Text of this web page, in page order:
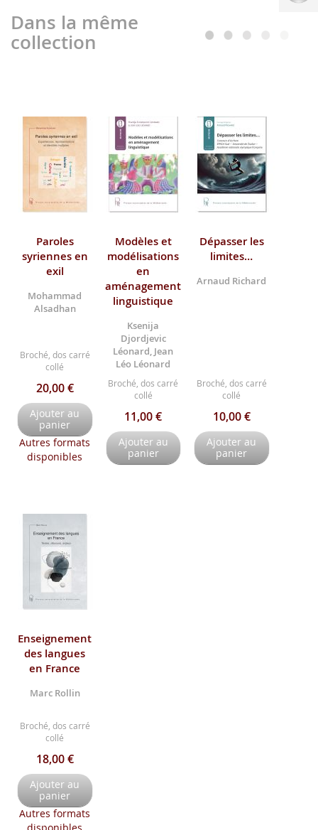
Dans la même
collection
Paroles
syriennes en
exil
Mohammad
Alsadhan
Broché, dos carré
collé
20,00 €
Ajouter au
panier
Autres formats
disponibles
Modèles et
modélisations
en
aménagement
linguistique
Ksenija
Djordjevic
Léonard, Jean
Léo Léonard
Broché, dos carré
collé
11,00 €
Ajouter au
panier
Dépasser les
limites…
Arnaud Richard
Broché, dos carré
collé
10,00 €
Ajouter au
panier
Enseignement
des langues
en France
Marc Rollin
Broché, dos carré
collé
18,00 €
Ajouter au
panier
Autres formats